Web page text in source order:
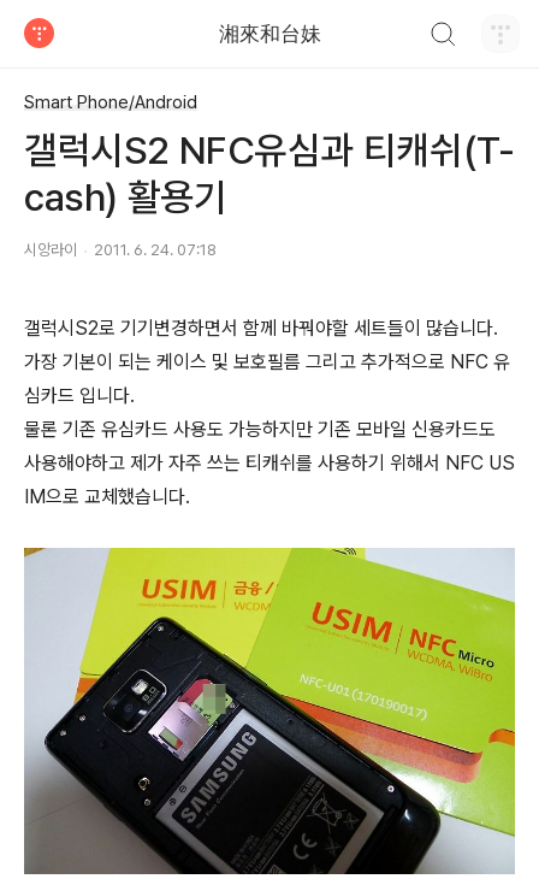
湘來和台妹
Smart Phone/Android
갤럭시S2 NFC유심과 티캐쉬(T-
cash) 활용기
시앙라이 2011. 6. 24. 07:18
갤럭시S2로 기기변경하면서 함께 바꿔야할 세트들이 많습니다.
가장 기본이 되는 케이스 및 보호필름 그리고 추가적으로 NFC 유
심카드 입니다.
물론 기존 유심카드 사용도 가능하지만 기존 모바일 신용카드도
사용해야하고 제가 자주 쓰는 티캐쉬를 사용하기 위해서 NFC US
IM으로 교체했습니다.